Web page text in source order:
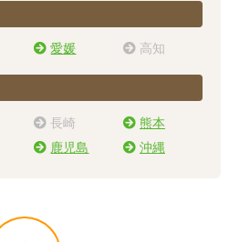
愛媛 高知
長崎
熊本
鹿児島 沖縄